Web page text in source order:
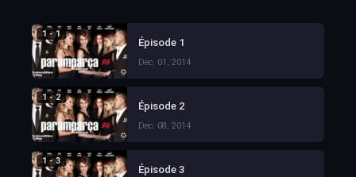
1 - 1
Épisode 1
Dec. 01, 2014
1 - 2
Épisode 2
Dec. 08, 2014
1 - 3
Épisode 3